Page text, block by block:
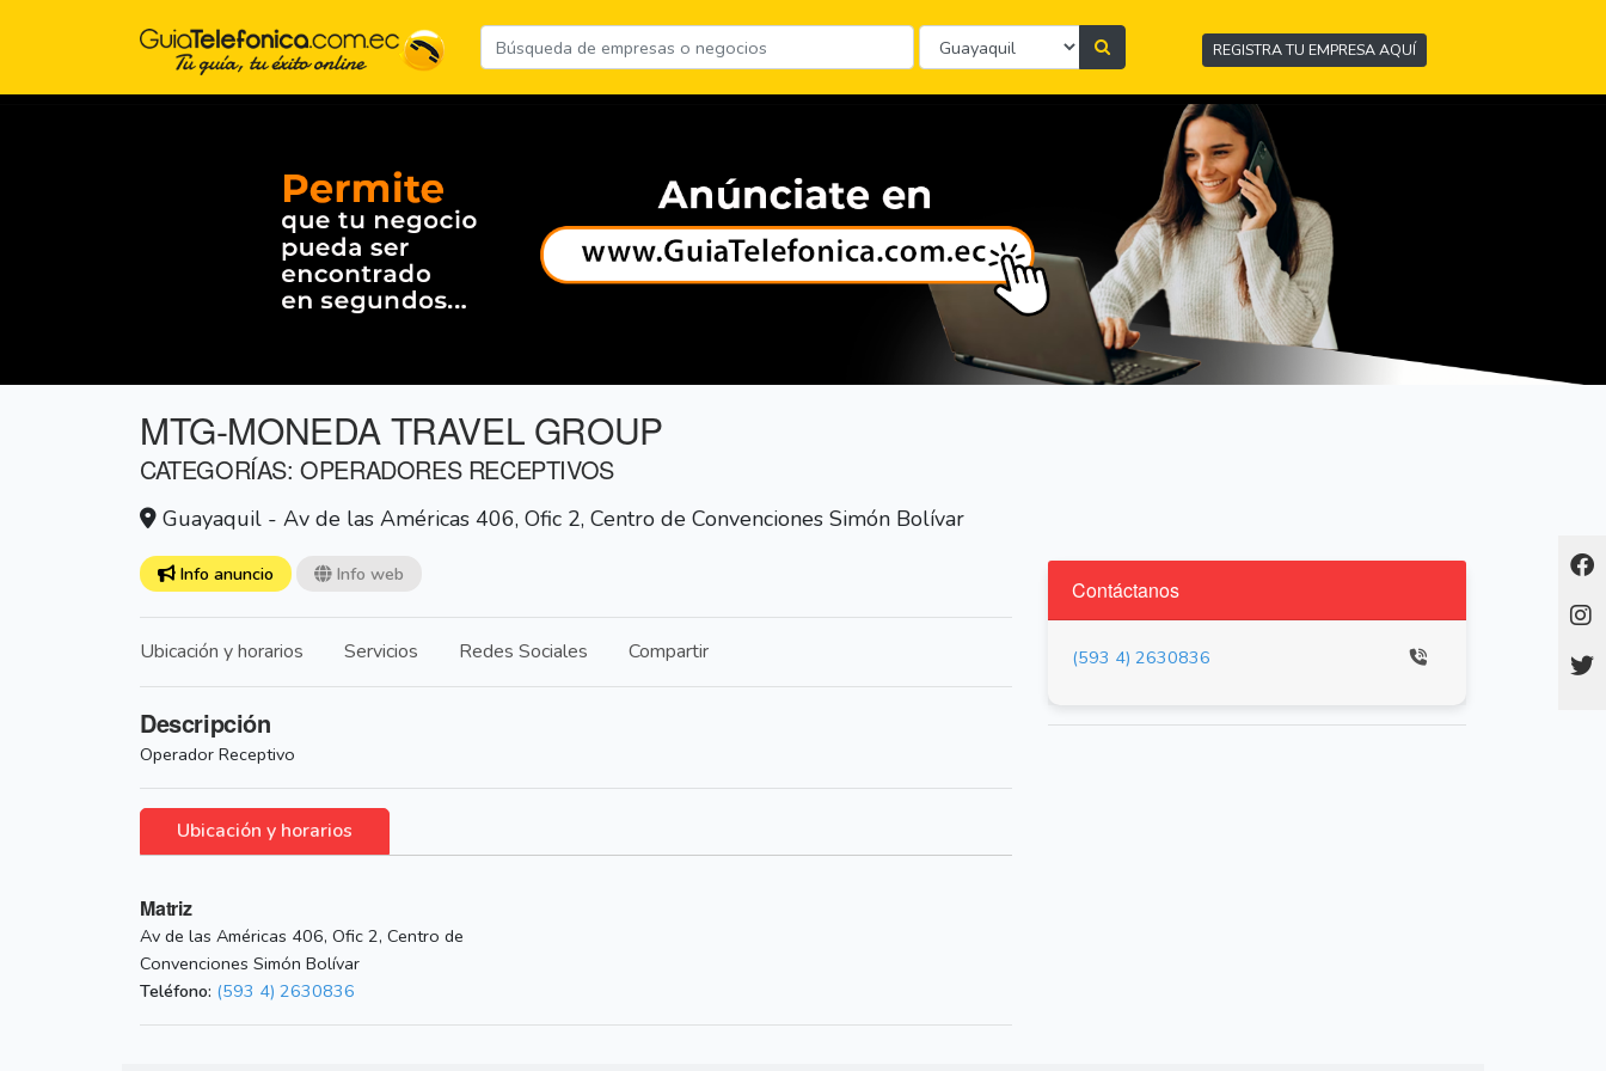
REGISTRA TU EMPRESA AQUÍ
MTG-MONEDA TRAVEL GROUP
CATEGORÍAS: OPERADORES RECEPTIVOS
Guayaquil - Av de las Américas 406, Ofic 2, Centro de Convenciones Simón Bolívar
Info anuncio Info web
Ubicación y horarios Servicios Redes Sociales Compartir
Descripción
Operador Receptivo
Ubicación y horarios
Matriz
Av de las Américas 406, Ofic 2, Centro de
Convenciones Simón Bolívar
Teléfono: (593 4) 2630836
Contáctanos
(593 4) 2630836